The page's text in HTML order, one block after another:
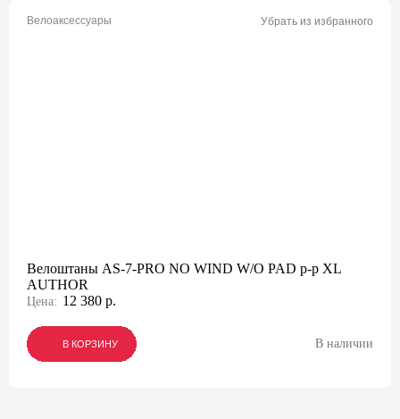
Велоаксессуары Убрать из избранного
Велоштаны AS-7-PRO NO WIND W/O PAD р-р XL
AUTHOR
Цена: 12 380 р.
В КОРЗИНУ
В КОРЗИНУ
В КОРЗИНУ В наличии